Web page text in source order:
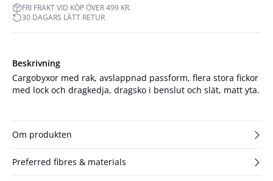
FRI FRAKT VID KÖP ÖVER 499 KR.
30 DAGARS LÄTT RETUR
Beskrivning
Cargobyxor med rak, avslappnad passform, flera stora fickor
med lock och dragkedja, dragsko i benslut och slät, matt yta.
Om produkten
Preferred fibres & materials